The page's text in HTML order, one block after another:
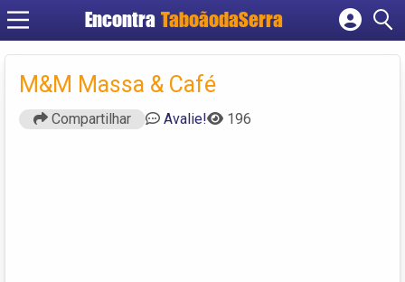
Encontra TaboãodaSerra
Cadastrar empresa
Fazer login
Criar conta
M&M Massa & Café
Compartilhar Avalie! 196